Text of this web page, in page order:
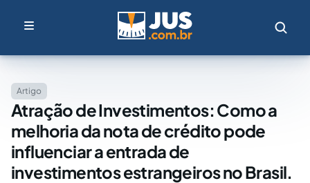
Artigo
Atração de Investimentos: Como a
melhoria da nota de crédito pode
influenciar a entrada de
investimentos estrangeiros no Brasil.